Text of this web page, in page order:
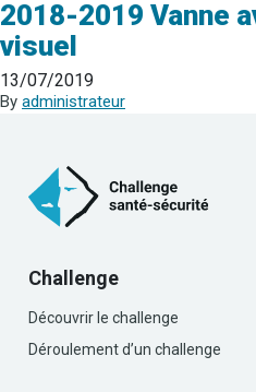
2018-2019 Vanne
visuel
13/07/2019
By administrateur
Challenge
Découvrir le challenge
Déroulement d’un challenge